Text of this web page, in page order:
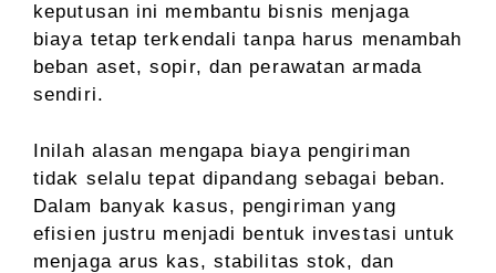
keputusan ini membantu bisnis menjaga
biaya tetap terkendali tanpa harus menambah
beban aset, sopir, dan perawatan armada
sendiri.
Inilah alasan mengapa biaya pengiriman
tidak selalu tepat dipandang sebagai beban.
Dalam banyak kasus, pengiriman yang
efisien justru menjadi bentuk investasi untuk
menjaga arus kas, stabilitas stok, dan